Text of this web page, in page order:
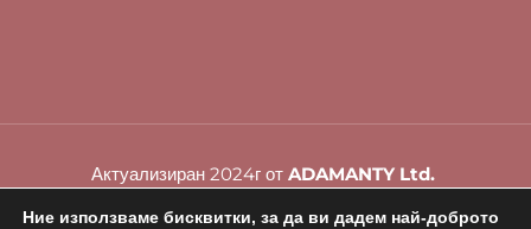
Актуализиран 2024г от ADAMANTY Ltd.
Ние използваме бисквитки, за да ви дадем най-доброто